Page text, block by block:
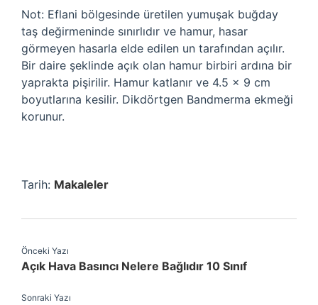
Not: Eflani bölgesinde üretilen yumuşak buğday
taş değirmeninde sınırlıdır ve hamur, hasar
görmeyen hasarla elde edilen un tarafından açılır.
Bir daire şeklinde açık olan hamur birbiri ardına bir
yaprakta pişirilir. Hamur katlanır ve 4.5 x 9 cm
boyutlarına kesilir. Dikdörtgen Bandmerma ekmeği
korunur.
Tarih: Makaleler
Önceki Yazı
Açık Hava Basıncı Nelere Bağlıdır 10 Sınıf
Sonraki Yazı